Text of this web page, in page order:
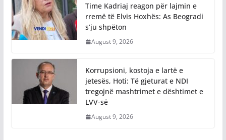
Time Kadriaj reagon për lajmin e
rremë të Elvis Hoxhës: As Beogradi
s’ju shpëton
August 9, 2026
Korrupsioni, kostoja e lartë e
jetesës, Hoti: Të gjeturat e NDI
tregojnë mashtrimet e dështimet e
LVV-së
August 9, 2026